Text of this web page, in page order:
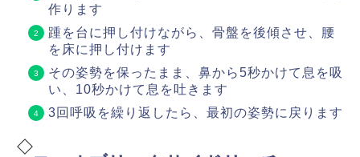
作ります
踵を台に押し付けながら、骨盤を後傾させ、腰
を床に押し付けます
その姿勢を保ったまま、鼻から5秒かけて息を吸
い、10秒かけて息を吐きます
3回呼吸を繰り返したら、最初の姿勢に戻ります